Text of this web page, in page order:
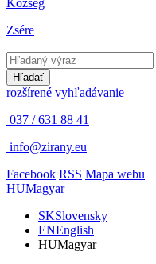
Község
Zsére
Hľadať
rozšírené vyhľadávanie
037 / 631 88 41
info@zirany.eu
Facebook RSS Mapa webu
HUMagyar
SKSlovensky
ENEnglish
HUMagyar